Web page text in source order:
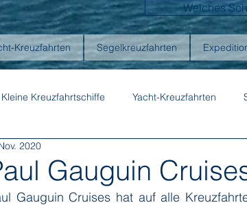
Welches
Kreuzfahrten Segelkreuzfahrten
Kleine Kreuzfahrtschiffe Yacht-Kreuzfahrten
Aurora Expeditions
Gauguin
2020
Gauguin Cruises hat auf alle